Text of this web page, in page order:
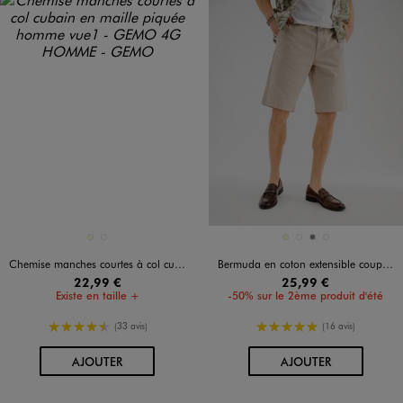
Chemise manches courtes à col cubain en maille piquée homme
22,99 €
Existe en taille +
4.5/5 de moyenne
(33 avis)
AJOUTERAU PANIER
Disponible en 4 coloris
BLEU CLAIR
GRIS
Bermuda en coton extensible coupe Regular avec ceinture tressée homme
25,99 €
-50% sur le 2ème produit d'été
5/5 de moyenne
(16 avis)
AJOUTERAU PANIER